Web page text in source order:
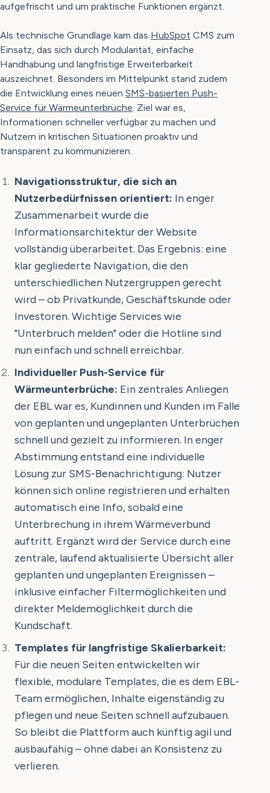
aufgefrischt und um praktische Funktionen ergänzt.
Als technische Grundlage kam das HubSpot CMS zum
Einsatz, das sich durch Modularität, einfache
Handhabung und langfristige Erweiterbarkeit
auszeichnet. Besonders im Mittelpunkt stand zudem
die Entwicklung eines neuen SMS-basierten Push-
Service für Wärmeunterbrüche. Ziel war es,
Informationen schneller verfügbar zu machen und
Nutzern in kritischen Situationen proaktiv und
transparent zu kommunizieren.
Navigationsstruktur, die sich an
Nutzerbedürfnissen orientiert: In enger
Zusammenarbeit wurde die
Informationsarchitektur der Website
vollständig überarbeitet. Das Ergebnis: eine
klar gegliederte Navigation, die den
unterschiedlichen Nutzergruppen gerecht
wird – ob Privatkunde, Geschäftskunde oder
Investoren. Wichtige Services wie
"Unterbruch melden" oder die Hotline sind
nun einfach und schnell erreichbar.
Individueller Push-Service für
Wärmeunterbrüche: Ein zentrales Anliegen
der EBL war es, Kundinnen und Kunden im Falle
von geplanten und ungeplanten Unterbrüchen
schnell und gezielt zu informieren. In enger
Abstimmung entstand eine individuelle
Lösung zur SMS-Benachrichtigung: Nutzer
können sich online registrieren und erhalten
automatisch eine Info, sobald eine
Unterbrechung in ihrem Wärmeverbund
auftritt. Ergänzt wird der Service durch eine
zentrale, laufend aktualisierte Übersicht aller
geplanten und ungeplanten Ereignissen –
inklusive einfacher Filtermöglichkeiten und
direkter Meldemöglichkeit durch die
Kundschaft.
Templates für langfristige Skalierbarkeit:
Für die neuen Seiten entwickelten wir
flexible, modulare Templates, die es dem EBL-
Team ermöglichen, Inhalte eigenständig zu
pflegen und neue Seiten schnell aufzubauen.
So bleibt die Plattform auch künftig agil und
ausbaufähig – ohne dabei an Konsistenz zu
verlieren.